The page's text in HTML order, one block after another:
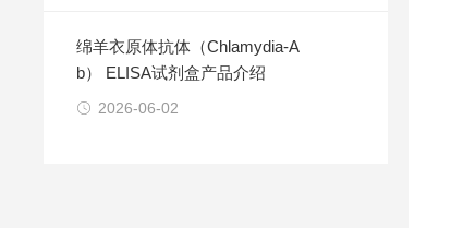
绵羊衣原体抗体（Chlamydia-A
b） ELISA试剂盒产品介绍
2026-06-02